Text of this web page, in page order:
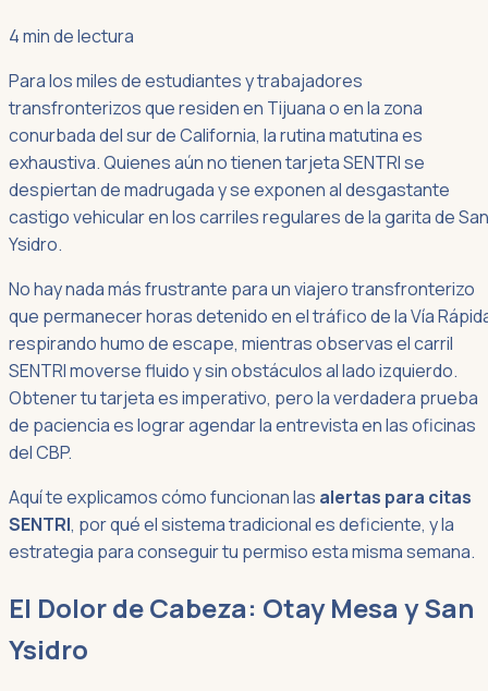
4 min de lectura
Para los miles de estudiantes y trabajadores
transfronterizos que residen en Tijuana o en la zona
conurbada del sur de California, la rutina matutina es
exhaustiva. Quienes aún no tienen tarjeta SENTRI se
despiertan de madrugada y se exponen al desgastante
castigo vehicular en los carriles regulares de la garita de San
Ysidro.
No hay nada más frustrante para un viajero transfronterizo
que permanecer horas detenido en el tráfico de la Vía
respirando humo de escape, mientras observas el carril
SENTRI moverse fluido y sin obstáculos al lado izquierdo.
Obtener tu tarjeta es imperativo, pero la verdadera prueba
de paciencia es lograr agendar la entrevista en las oficinas
del CBP.
Aquí te explicamos cómo funcionan las alertas para citas
SENTRI, por qué el sistema tradicional es deficiente, y la
estrategia para conseguir tu permiso esta misma semana.
El Dolor de Cabeza: Otay Mesa y San
Ysidro